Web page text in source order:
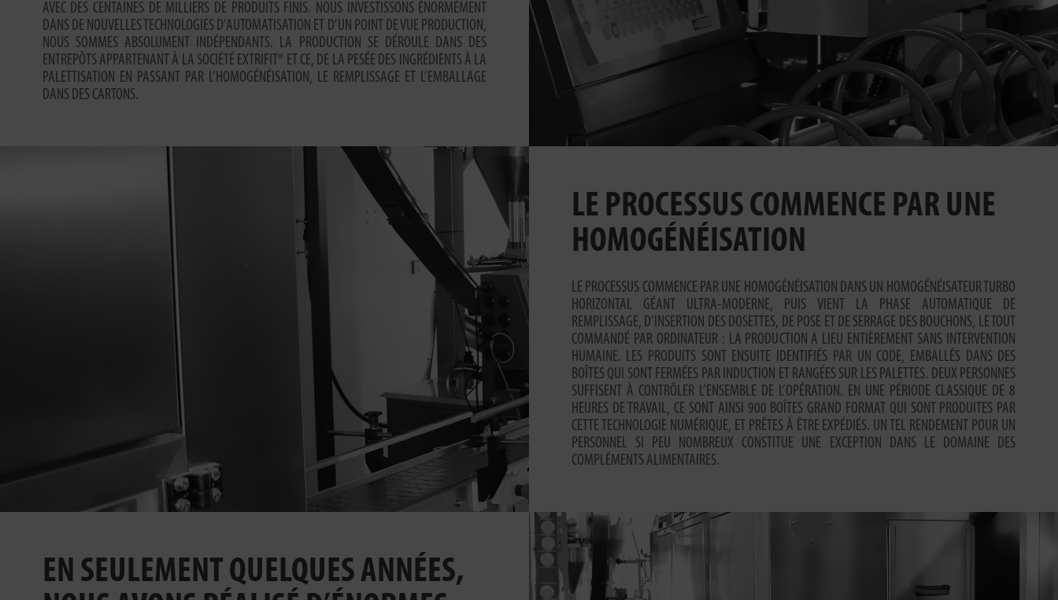
AVEC DES CENTAINES DE MILLIERS DE PRODUITS FINIS. NOUS INVESTISSONS ÉNORMÉMENT
DANS DE NOUVELLES TECHNOLOGIES D’AUTOMATISATION ET D’UN POINT DE VUE PRODUCTION,
NOUS SOMMES ABSOLUMENT INDÉPENDANTS. LA PRODUCTION SE DÉROULE DANS DES
ENTREPÔTS APPARTENANT À LA SOCIÉTÉ EXTRIFIT® ET CE, DE LA PESÉE DES INGRÉDIENTS À LA
PALETTISATION EN PASSANT PAR L’HOMOGÉNÉISATION, LE REMPLISSAGE ET L’EMBALLAGE
DANS DES CARTONS.
LE PROCESSUS COMMENCE PAR UNE
HOMOGÉNÉISATION
LE PROCESSUS COMMENCE PAR UNE HOMOGÉNÉISATION DANS UN HOMOGÉNÉISATEUR TURBO
HORIZONTAL GÉANT ULTRA-MODERNE, PUIS VIENT LA PHASE AUTOMATIQUE DE
REMPLISSAGE, D’INSERTION DES DOSETTES, DE POSE ET DE SERRAGE DES BOUCHONS, LE TOUT
COMMANDÉ PAR ORDINATEUR : LA PRODUCTION A LIEU ENTIÈREMENT SANS INTERVENTION
HUMAINE. LES PRODUITS SONT ENSUITE IDENTIFIÉS PAR UN CODE, EMBALLÉS DANS DES
BOÎTES QUI SONT FERMÉES PAR INDUCTION ET RANGÉES SUR LES PALETTES. DEUX PERSONNES
SUFFISENT À CONTRÔLER L’ENSEMBLE DE L’OPÉRATION. EN UNE PÉRIODE CLASSIQUE DE 8
HEURES DE TRAVAIL, CE SONT AINSI 900 BOÎTES GRAND FORMAT QUI SONT PRODUITES PAR
CETTE TECHNOLOGIE NUMÉRIQUE, ET PRÊTES À ÊTRE EXPÉDIÉS. UN TEL RENDEMENT POUR UN
PERSONNEL SI PEU NOMBREUX CONSTITUE UNE EXCEPTION DANS LE DOMAINE DES
COMPLÉMENTS ALIMENTAIRES.
EN SEULEMENT QUELQUES ANNÉES,